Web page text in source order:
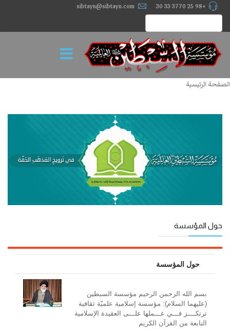
+98 25 3770 33 30
sibtayn@sibtayn.com
الصفحة الرئيسية
حول المؤسسة
حول المؤسسة
بسم الله الرحمن الرحيم مؤسسة السبطين
(عليهما السلام): مؤسسة إسلامية علميّة ثقافية
ترتكــــز فـــي عـــملها علـــى العقيدة الإسلامية
النابعة من القرآن الكريم